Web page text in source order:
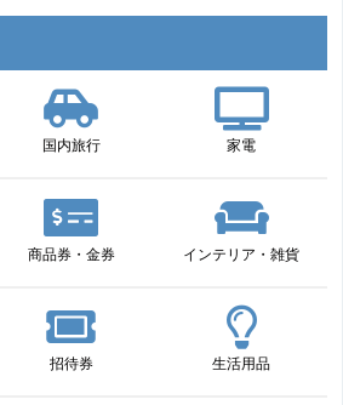
国内旅行 家電
商品券・金券 インテリア・雑貨
招待券 生活用品